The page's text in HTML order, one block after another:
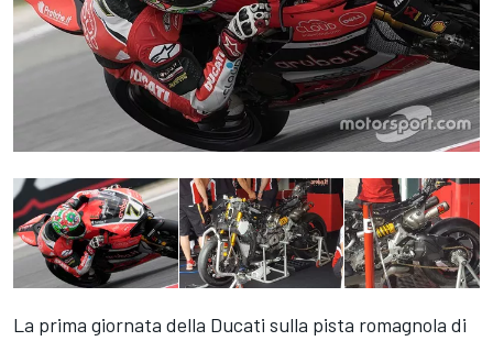
La prima giornata della Ducati sulla pista romagnola di